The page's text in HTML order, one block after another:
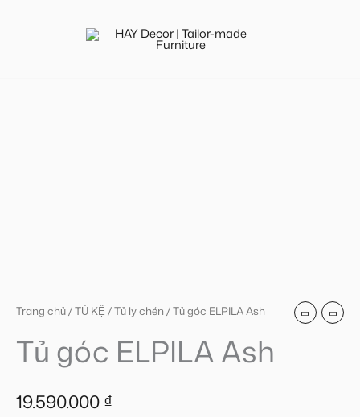
Trang chủ /TỦ KỆ /Tủ ly chén / Tủ góc ELPILA Ash
Tủ góc ELPILA Ash
19.590.000₫